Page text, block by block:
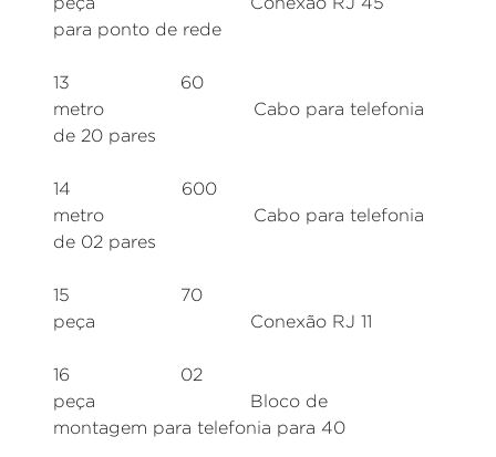
para ponto de rede
13 60
metro Cabo para telefonia
de 20 pares
14 600
metro Cabo para telefonia
de 02 pares
15 70
peça Conexão RJ 11
16 02
peça Bloco de
montagem para telefonia para 40